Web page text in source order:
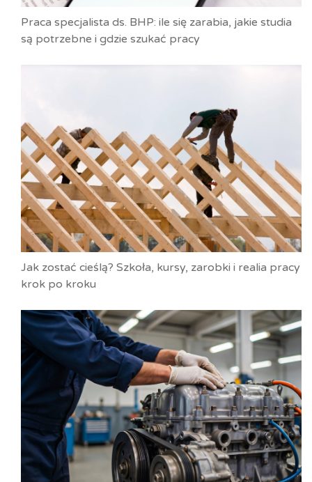
Praca specjalista ds. BHP: ile się zarabia, jakie studia
są potrzebne i gdzie szukać pracy
Jak zostać cieślą? Szkoła, kursy, zarobki i realia pracy
krok po kroku